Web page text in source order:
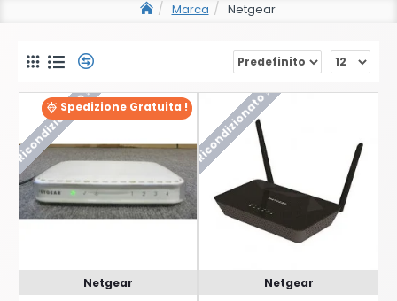
Marca Netgear
Ricondizionato !Spedizione Gratuita !
Netgear
Ricondizionato !
Netgear